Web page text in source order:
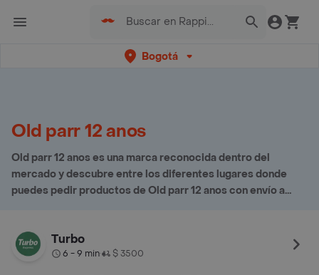
Bogotá
Old parr 12 anos
Old parr 12 anos es una marca reconocida dentro del
mercado y descubre entre los diferentes lugares donde
puedes pedir productos de Old parr 12 anos con envío a
Turbo
6 - 9 min• $ 3500